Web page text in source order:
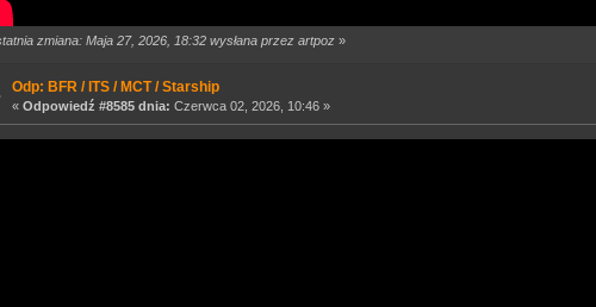
zmiana: Maja 27, 2026, 18:32 wysłana przez artpoz »
Odp: BFR / ITS / MCT / Starship
« Odpowiedź #8585 dnia: Czerwca 02, 2026, 10:46 »